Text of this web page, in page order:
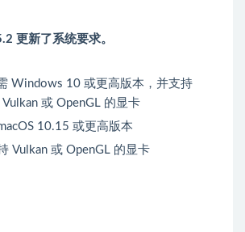
更新了系统要求。
Windows 10 或更高版本，并支持
或 OpenGL 的显卡
10.15 或更高版本
Vulkan 或 OpenGL 的显卡